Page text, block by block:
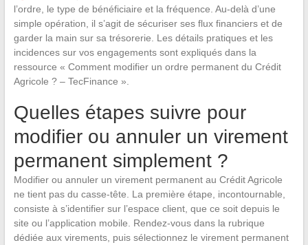
l’ordre, le type de bénéficiaire et la fréquence. Au-delà d’une
simple opération, il s’agit de sécuriser ses flux financiers et de
garder la main sur sa trésorerie. Les détails pratiques et les
incidences sur vos engagements sont expliqués dans la
ressource « Comment modifier un ordre permanent du Crédit
Agricole ? – TecFinance ».
Quelles étapes suivre pour
modifier ou annuler un virement
permanent simplement ?
Modifier ou annuler un virement permanent au Crédit Agricole
ne tient pas du casse-tête. La première étape, incontournable,
consiste à s’identifier sur l’espace client, que ce soit depuis le
site ou l’application mobile. Rendez-vous dans la rubrique
dédiée aux virements, puis sélectionnez le virement permanent